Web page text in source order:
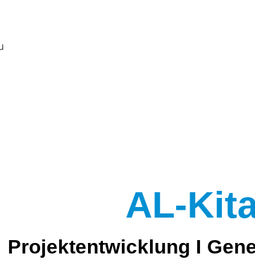
AL-
Projektentwicklung I